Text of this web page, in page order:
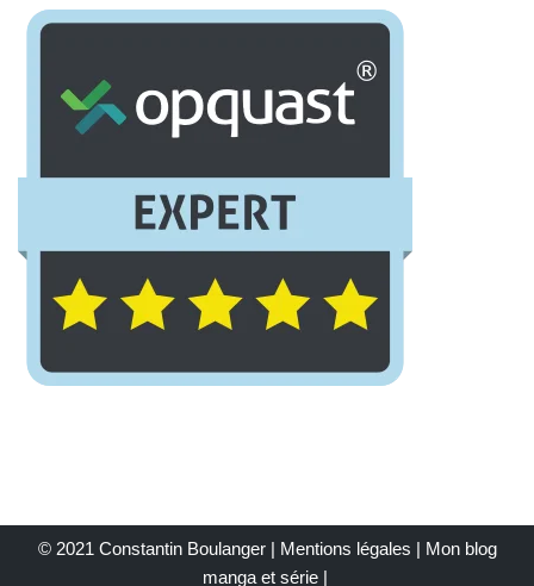
© 2021 Constantin Boulanger | Mentions légales | Mon blog
manga et série|